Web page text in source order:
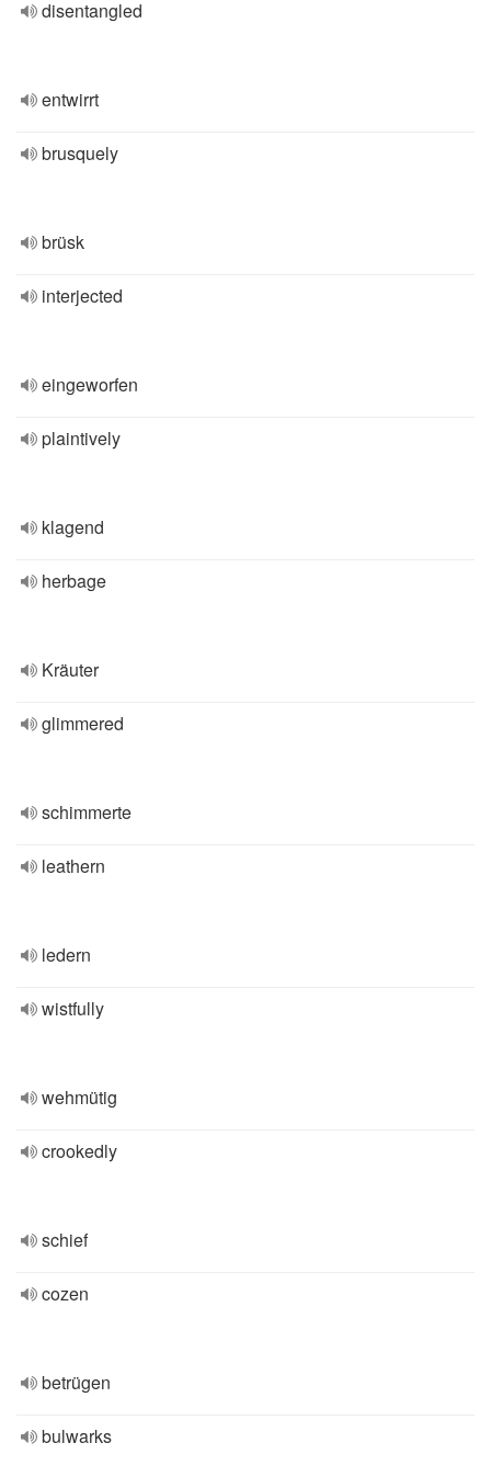
disentangled
entwirrt
brusquely
brüsk
interjected
eingeworfen
plaintively
klagend
herbage
Kräuter
glimmered
schimmerte
leathern
ledern
wistfully
wehmütig
crookedly
schief
cozen
betrügen
bulwarks